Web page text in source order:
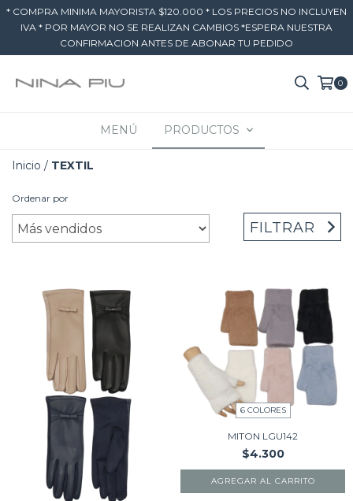
* COMPRA MINIMA MAYORISTA $120.000 * LOS PRECIOS NO INCLUYEN
IVA * POR MAYOR NO SE REALIZAN CAMBIOS *ESPERA NUESTRA
CONFIRMACION ANTES DE ABONAR TU PEDIDO
0
MENÚ PRODUCTOS
Inicio / TEXTIL
Ordenar por
FILTRAR
6 COLORES
MITON LGU142
$4.300
AGREGAR AL CARRITO